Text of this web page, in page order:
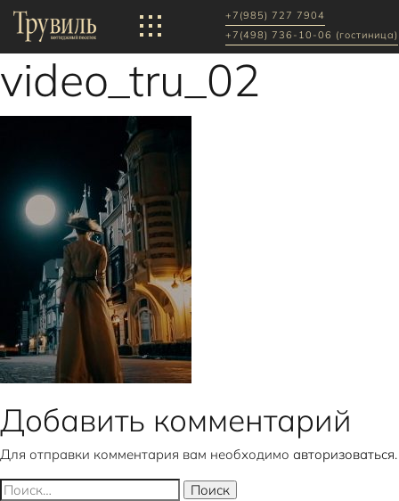
+7(985) 727 7904
+7(498) 736-10-06 (гостиница)
video_tru_02
Добавить комментарий
Для отправки комментария вам необходимо авторизоваться.
Найти: